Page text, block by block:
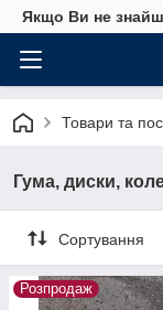
Якщо Ви не
Товари та
Гума, диски,
Сортування
Розпродаж